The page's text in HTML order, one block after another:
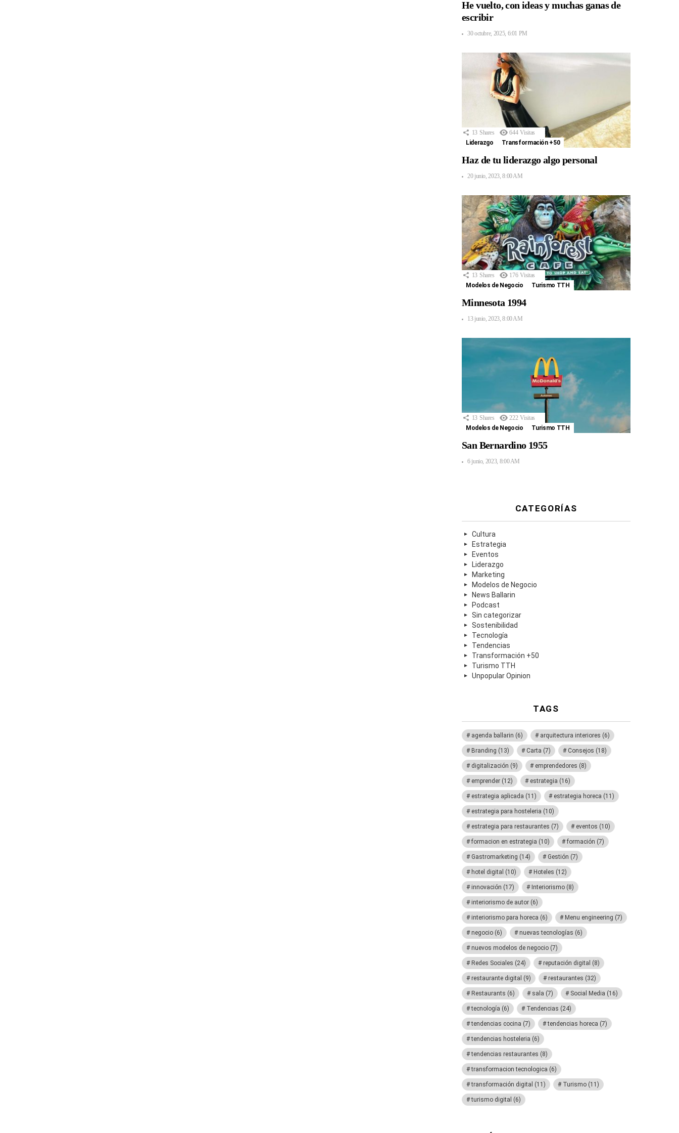
He vuelto, con ideas y muchas ganas de
escribir
30 octubre, 2025, 6:01 PM
13 Shares 644 Visitas
Liderazgo
Transformación +50
Haz de tu liderazgo algo personal
20 junio, 2023, 8:00 AM
13 Shares 176 Visitas
Modelos de Negocio
Turismo TTH
Minnesota 1994
13 junio, 2023, 8:00 AM
13 Shares 222 Visitas
Modelos de Negocio
Turismo TTH
San Bernardino 1955
6 junio, 2023, 8:00 AM
CATEGORÍAS
Cultura
Estrategia
Eventos
Liderazgo
Marketing
Modelos de Negocio
News Ballarin
Podcast
Sin categorizar
Sostenibilidad
Tecnología
Tendencias
Transformación +50
Turismo TTH
Unpopular Opinion
TAGS
agenda ballarin (6) arquitectura interiores (6)
Branding (13) Carta (7) Consejos (18)
digitalización (9) emprendedores (8)
emprender (12) estrategia (16)
estrategia aplicada (11) estrategia horeca (11)
estrategia para hosteleria (10)
estrategia para restaurantes (7) eventos (10)
formacion en estrategia (10) formación (7)
Gastromarketing (14) Gestión (7)
hotel digital (10) Hoteles (12)
innovación (17) Interiorismo (8)
interiorismo de autor (6)
interiorismo para horeca (6) Menu engineering (7)
negocio (6) nuevas tecnologías (6)
nuevos modelos de negocio (7)
Redes Sociales (24) reputación digital (8)
restaurante digital (9) restaurantes (32)
Restaurants (6) sala (7) Social Media (16)
tecnología (6) Tendencias (24)
tendencias cocina (7) tendencias horeca (7)
tendencias hosteleria (6)
tendencias restaurantes (8)
transformacion tecnologica (6)
transformación digital (11) Turismo (11)
turismo digital (6)